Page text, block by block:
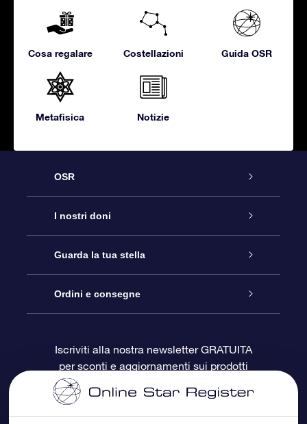
Cosa regalare Costellazioni Guida OSR
Metafisica Notizie
OSR
Assistenza
Contattaci
Blog
OSR Recensioni
I nostri doni
Online Star Gift
Pacchetto regalo OSR
Gift Card OSR
Doni aziendali
Guarda la tua stella
Registro stellare
Star Page personalizzata
One Million Stars
Ordini e consegne
Informazioni di Pagamento
Iscriviti alla nostra newsletter GRATUITA
per sconti e aggiornamenti sui prodotti